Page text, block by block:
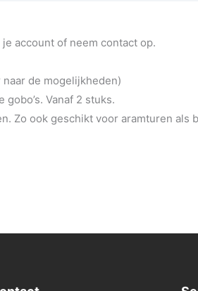
account of neem contact op.
de mogelijkheden)
Vanaf 2 stuks.
Zo ook geschikt voor aramturen als